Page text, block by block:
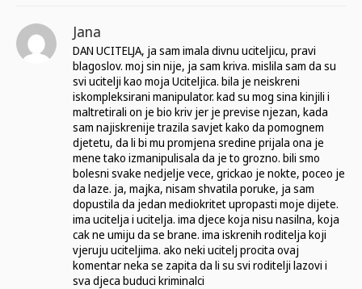
Jana
DAN UCITELJA, ja sam imala divnu uciteljicu, pravi
blagoslov. moj sin nije, ja sam kriva. mislila sam da su
svi ucitelji kao moja Uciteljica. bila je neiskreni
iskompleksirani manipulator. kad su mog sina kinjili i
maltretirali on je bio kriv jer je previse njezan, kada
sam najiskrenije trazila savjet kako da pomognem
djetetu, da li bi mu promjena sredine prijala ona je
mene tako izmanipulisala da je to grozno. bili smo
bolesni svake nedjelje vece, grickao je nokte, poceo je
da laze. ja, majka, nisam shvatila poruke, ja sam
dopustila da jedan mediokritet upropasti moje dijete.
ima ucitelja i ucitelja. ima djece koja nisu nasilna, koja
cak ne umiju da se brane. ima iskrenih roditelja koji
vjeruju uciteljima. ako neki ucitelj procita ovaj
komentar neka se zapita da li su svi roditelji lazovi i
sva djeca buduci kriminalci